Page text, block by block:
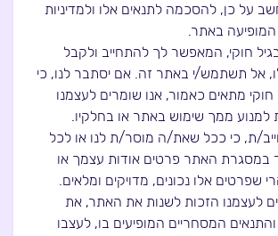
על כן, להסכמה לתנאים אלו ולמדיניות
באתר.
חוקי, המאפשר לך להתחייב ולקבל
אל תשתמש/י באתר זה. אם יסתבר לנו, כי
חוקי מתאים כאמור, אנו שומרים לעצמנו
למנוע ממך שימוש באתר או בחלקיו.
ת, כי ככל שאת/ה מוסר/ת לנו או לכל
במסגרת האתר פרטים אודות עצמך או
שפרטים אלו נכונים, מדויקים ומלאים.
לעצמנו הזכות לשנות את האתר, את
המסחריים המופיעים בו, לעצבו